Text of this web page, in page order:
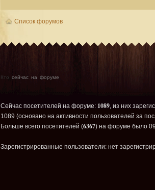
Список форумов
Кто сейчас на форуме
Сейчас посетителей на форуме: 1089, из них
1089 (основано на активности пользователей за
Больше всего посетителей (6367) на форуме было
Зарегистрированные пользователи: нет